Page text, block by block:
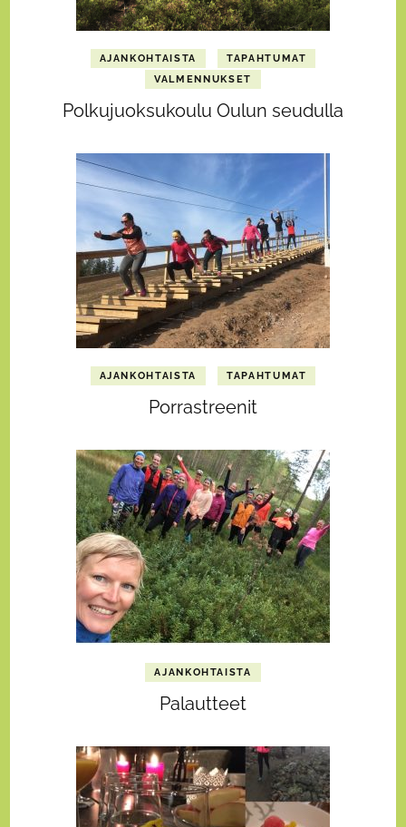
AJANKOHTAISTA
TAPAHTUMAT
VALMENNUKSET
Polkujuoksukoulu Oulun seudulla
AJANKOHTAISTA TAPAHTUMAT
Porrastreenit
AJANKOHTAISTA
Palautteet